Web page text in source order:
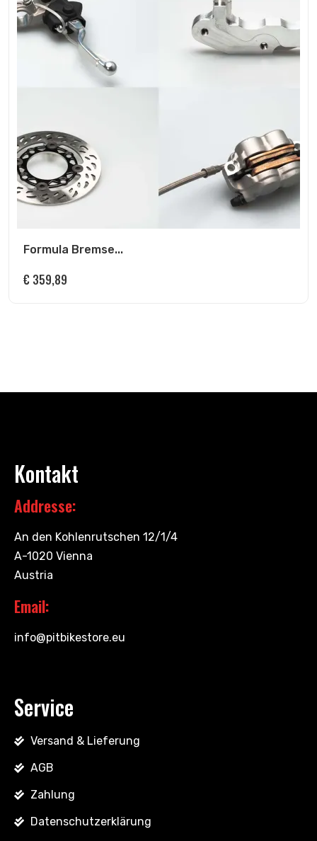
Formula Bremse...
€ 359,89
Kontakt
Addresse:
An den Kohlenrutschen 12/1/4
A-1020 Vienna
Austria
Email:
info@pitbikestore.eu
Service
Versand & Lieferung
AGB
Zahlung
Datenschutzerklärung